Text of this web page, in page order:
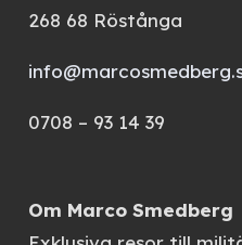
268 68 Röstånga
0708 – 93 14 39
Om Marco Smedberg